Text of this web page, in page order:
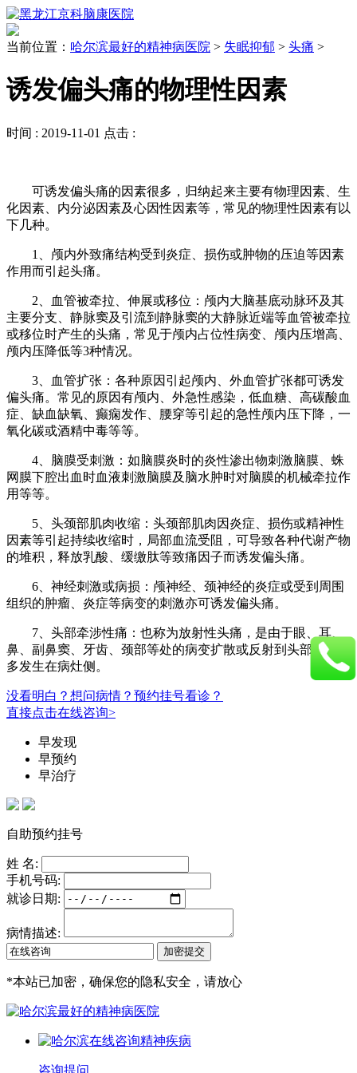
当前位置： 哈尔滨最好的精神病医院 > 失眠抑郁 > 头痛 >
诱发偏头痛的物理性因素
时间 : 2019-11-01 点击 :
可诱发偏头痛的因素很多，归纳起来主要有物理因素、生
化因素、内分泌因素及心因性因素等，常见的物理性因素有以
下几种。
1、颅内外致痛结构受到炎症、损伤或肿物的压迫等因素
作用而引起头痛。
2、血管被牵拉、伸展或移位：颅内大脑基底动脉环及其
主要分支、静脉窦及引流到静脉窦的大静脉近端等血管被牵拉
或移位时产生的头痛，常见于颅内占位性病变、颅内压增高、
颅内压降低等3种情况。
3、血管扩张：各种原因引起颅内、外血管扩张都可诱发
偏头痛。常见的原因有颅内、外急性感染，低血糖、高碳酸血
症、缺血缺氧、癫痫发作、腰穿等引起的急性颅内压下降，一
氧化碳或酒精中毒等等。
4、脑膜受刺激：如脑膜炎时的炎性渗出物刺激脑膜、蛛
网膜下腔出血时血液刺激脑膜及脑水肿时对脑膜的机械牵拉作
用等等。
5、头颈部肌肉收缩：头颈部肌肉因炎症、损伤或精神性
因素等引起持续收缩时，局部血流受阻，可导致各种代谢产物
的堆积，释放乳酸、缓缴肽等致痛因子而诱发偏头痛。
6、神经刺激或病损：颅神经、颈神经的炎症或受到周围
组织的肿瘤、炎症等病变的刺激亦可诱发偏头痛。
7、头部牵涉性痛：也称为放射性头痛，是由于眼、耳、
鼻、副鼻窦、牙齿、颈部等处的病变扩散或反射到头部，头痛
多发生在病灶侧。
没看明白？想问病情？预约挂号看诊？
直接点击在线咨询>
早发现
早预约
早治疗
自助预约挂号
姓 名:
手机号码:
就诊日期:
病情描述:
*本站已加密，确保您的隐私安全，请放心
咨询提问